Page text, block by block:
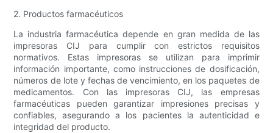
2. Productos farmacéuticos
La industria farmacéutica depende en gran medida de las
impresoras CIJ para cumplir con estrictos requisitos
normativos. Estas impresoras se utilizan para imprimir
información importante, como instrucciones de dosificación,
números de lote y fechas de vencimiento, en los paquetes de
medicamentos. Con las impresoras CIJ, las empresas
farmacéuticas pueden garantizar impresiones precisas y
confiables, asegurando a los pacientes la autenticidad e
integridad del producto.